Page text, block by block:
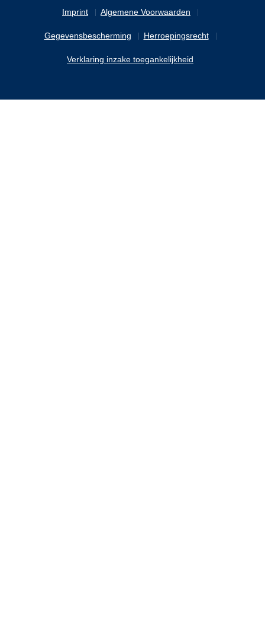
Imprint Algemene Voorwaarden
Gegevensbescherming Herroepingsrecht
Verklaring inzake toegankelijkheid